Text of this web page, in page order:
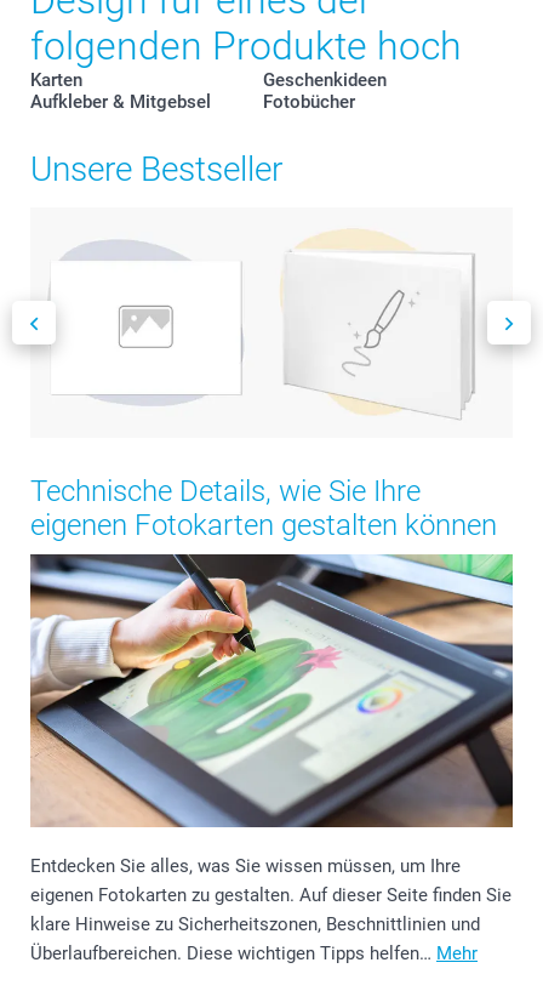
folgenden Produkte hoch
Karten
Geschenkideen
Aufkleber & Mitgebsel
Fotobücher
Unsere Bestseller
Technische Details, wie Sie Ihre
eigenen Fotokarten gestalten können
Entdecken Sie alles, was Sie wissen müssen, um Ihre
eigenen Fotokarten zu gestalten. Auf dieser Seite finden Sie
klare Hinweise zu Sicherheitszonen, Beschnittlinien und
Überlaufbereichen. Diese wichtigen Tipps helfen… Mehr